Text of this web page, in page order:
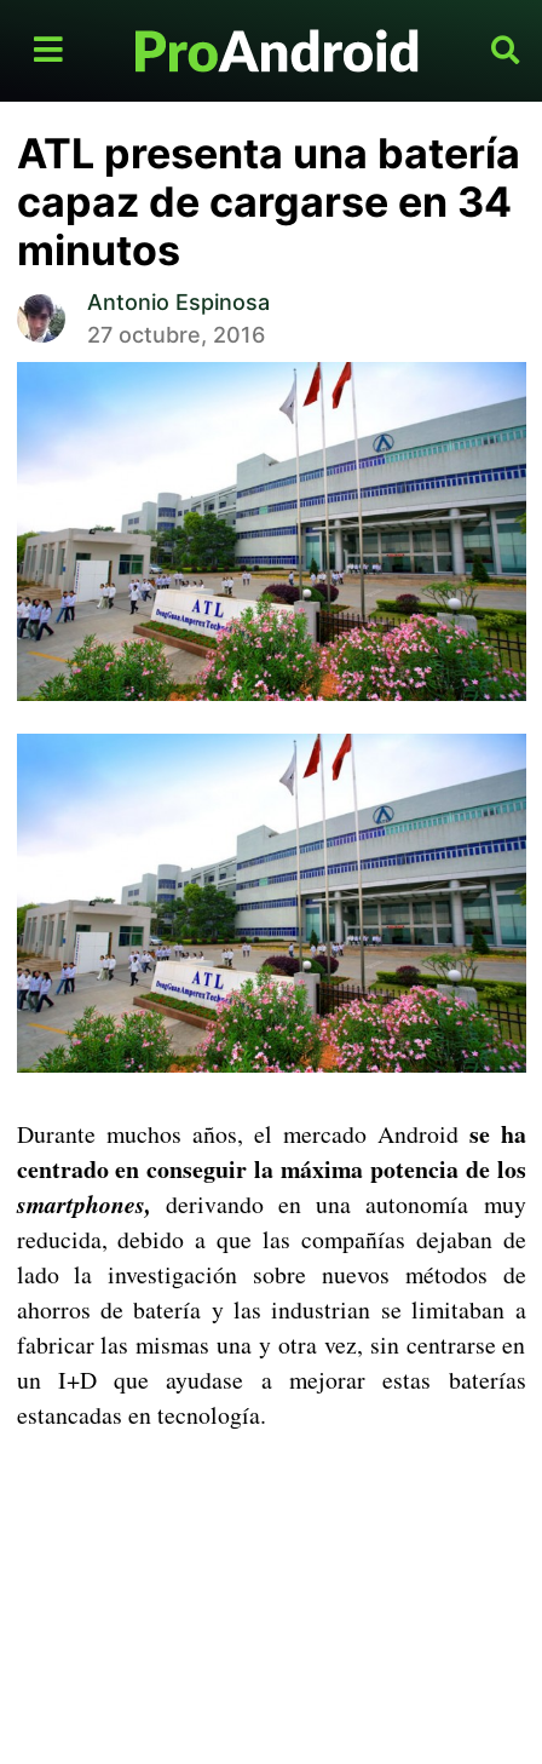
ATL presenta una batería
capaz de cargarse en 34
minutos
Antonio Espinosa
27 octubre, 2016
Durante muchos años, el mercado Android se ha
centrado en conseguir la máxima potencia de los
smartphones, derivando en una autonomía muy
reducida, debido a que las compañías dejaban de
lado la investigación sobre nuevos métodos de
ahorros de batería y las industrian se limitaban a
fabricar las mismas una y otra vez, sin centrarse en
un I+D que ayudase a mejorar estas baterías
estancadas en tecnología.